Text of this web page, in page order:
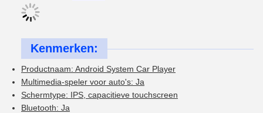
Kenmerken:
Productnaam: Android System Car Player
Multimedia-speler voor auto's: Ja
Schermtype: IPS, capacitieve touchscreen
Bluetooth: Ja